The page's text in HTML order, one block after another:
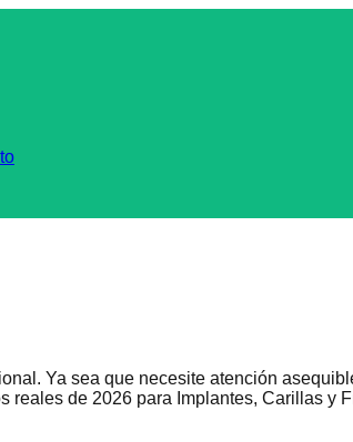
Ya sea que necesite atención
reales de 2026 para Implantes, Carillas y